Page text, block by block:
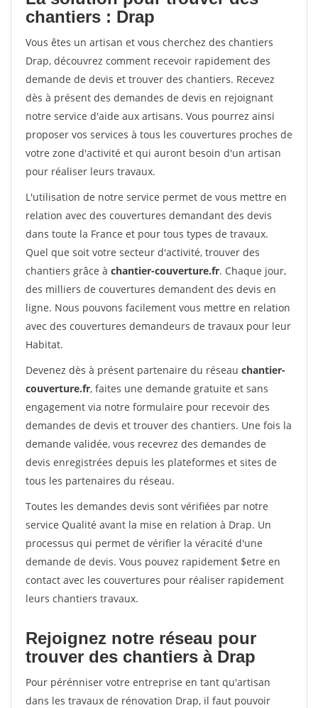
chantiers : Drap
Vous êtes un artisan et vous cherchez des chantiers
Drap, découvrez comment recevoir rapidement des
demande de devis et trouver des chantiers. Recevez
dès à présent des demandes de devis en rejoignant
notre service d'aide aux artisans. Vous pourrez ainsi
proposer vos services à tous les couvertures proches de
votre zone d'activité et qui auront besoin d'un artisan
pour réaliser leurs travaux.
L'utilisation de notre service permet de vous mettre en
relation avec des couvertures demandant des devis
dans toute la France et pour tous types de travaux.
Quel que soit votre secteur d'activité, trouver des
chantiers grâce à chantier-couverture.fr. Chaque jour,
des milliers de couvertures demandent des devis en
ligne. Nous pouvons facilement vous mettre en relation
avec des couvertures demandeurs de travaux pour leur
Habitat.
Devenez dès à présent partenaire du réseau chantier-
couverture.fr, faites une demande gratuite et sans
engagement via notre formulaire pour recevoir des
demandes de devis et trouver des chantiers. Une fois la
demande validée, vous recevrez des demandes de
devis enregistrées depuis les plateformes et sites de
tous les partenaires du réseau.
Toutes les demandes devis sont vérifiées par notre
service Qualité avant la mise en relation à Drap. Un
processus qui permet de vérifier la véracité d'une
demande de devis. Vous pouvez rapidement $etre en
contact avec les couvertures pour réaliser rapidement
leurs chantiers travaux.
Rejoignez notre réseau pour
trouver des chantiers à Drap
Pour pérénniser votre entreprise en tant qu'artisan
dans les travaux de rénovation Drap, il faut pouvoir